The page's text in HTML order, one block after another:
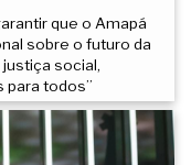
que o Amapá
sobre o futuro da
social,
para todos”